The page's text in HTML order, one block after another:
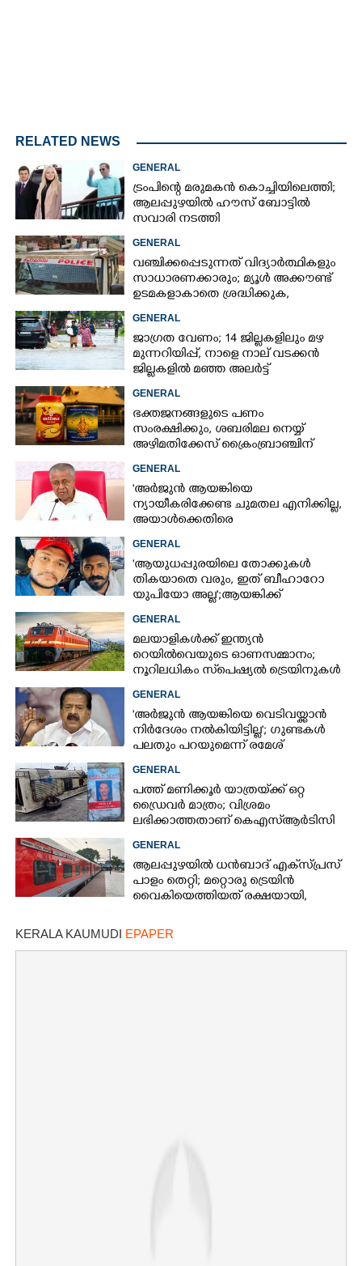
RELATED NEWS
GENERAL
ട്രംപിന്റെ മരുമകൻ കൊച്ചിയിലെത്തി;
ആലപ്പുഴയിൽ ഹൗസ് ബോട്ടിൽ
സവാരി നടത്തി
GENERAL
വഞ്ചിക്കപ്പെടുന്നത് വിദ്യാർത്ഥികളും
സാധാരണക്കാരും; മ്യൂൾ അക്കൗണ്ട്
ഉടമകളാകാതെ ശ്രദ്ധിക്കുക,
നിർദ്ദേശങ്ങളുമായി പൊലീസ്
GENERAL
ജാഗ്രത വേണം; 14 ജില്ലകളിലും മഴ
മുന്നറിയിപ്പ്, നാളെ നാല് വടക്കൻ
ജില്ലകളിൽ മഞ്ഞ അലർട്ട്
GENERAL
ഭക്തജനങ്ങളുടെ പണം
സംരക്ഷിക്കും, ശബരിമല നെയ്യ്
അഴിമതിക്കേസ് ക്രൈംബ്രാഞ്ചിന്
വിടുമെന്ന് കെ മുരളീധരൻ
GENERAL
'അർജുൻ ആയങ്കിയെ
ന്യായീകരിക്കേണ്ട ചുമതല എനിക്കില്ല,
അയാൾക്കെതിരെ
നടപടിയെടുത്തോട്ടെ'
GENERAL
'ആയുധപ്പുരയിലെ തോക്കുകൾ
തികയാതെ വരും, ഇത് ബീഹാറോ
യുപിയോ അല്ല';ആയങ്കിക്ക്
പിന്തുണയുമായി ആകാശ് തില്ലങ്കേരി
GENERAL
മലയാളികൾക്ക് ഇന്ത്യൻ
റെയിൽവെയുടെ ഓണസമ്മാനം;
നൂറിലധികം സ്‌പെഷ്യൽ ട്രെയിനുകൾ
കേരളത്തിലേക്ക്
GENERAL
'അർജുൻ ആയങ്കിയെ വെടിവയ്ക്കാൻ
നിർദേശം നൽകിയിട്ടില്ല'; ഗുണ്ടകൾ
പലതും പറയുമെന്ന് രമേശ്
ചെന്നിത്തല
GENERAL
പത്ത് മണിക്കൂർ യാത്രയ്‌ക്ക് ഒറ്റ
ഡ്രൈവർ മാത്രം; വിശ്രമം
ലഭിക്കാത്തതാണ് കെഎസ്‌ആർടിസി
അപകടത്തിന് കാരണമെന്ന്
വിമർശനം
GENERAL
ആലപ്പുഴയിൽ ധൻബാദ് എക്‌സ്പ്രസ്
പാളം തെറ്റി; മറ്റൊരു ട്രെയിൻ
വൈകിയെത്തിയത് രക്ഷയായി,
KERALA KAUMUDI EPAPER